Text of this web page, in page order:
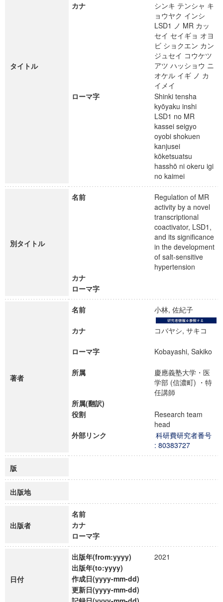
タイトル
カナ
シンキ テンシャ キ
ョウヤク インシ
LSD1 ノ MR カッ
セイ セイギョ オヨ
ビ ショクエン カン
ジュセイ コウケツ
アツ ハッショウ ニ
オケル イギ ノ カ
イメイ
ローマ字
Shinki tensha
kyōyaku inshi
LSD1 no MR
kassei seigyo
oyobi shokuen
kanjusei
kōketsuatsu
hasshō ni okeru igi
no kaimei
別タイトル
名前
Regulation of MR
activity by a novel
transcriptional
coactivator, LSD1,
and its significance
in the development
of salt-sensitive
hypertension
カナ
ローマ字
著者
名前 小林, 佐紀子
カナ コバヤシ, サキコ
ローマ字 Kobayashi, Sakiko
所属
慶應義塾大学・医
学部 (信濃町) ・特
任講師
所属(翻訳)
役割
Research team
head
外部リンク
科研費研究者番号
: 80383727
版
出版地
出版者
名前
カナ
ローマ字
日付
出版年(from:yyyy)
2021
出版年(to:yyyy)
作成日(yyyy-mm-dd)
更新日(yyyy-mm-dd)